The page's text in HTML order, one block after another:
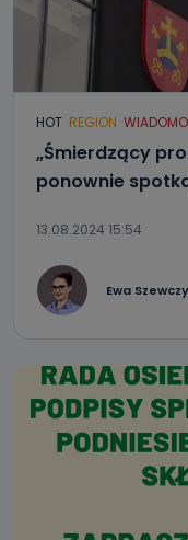
HOT REGION
„Śmierdzący
ponownie
13.08.2024 15:54
Ewa